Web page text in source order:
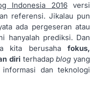
Indonesia 2016versi
referensi. Jikalau pun
ada pergeseran atau
hanyalah prediksi. Dan
kita berusaha fokus,
diri terhadapblogyang
dan teknologi